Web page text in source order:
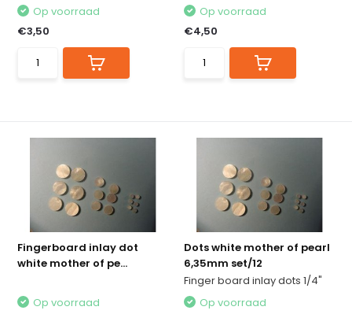
Op voorraad
€3,50
Op voorraad
€4,50
Fingerboard inlay dot
white mother of pe...
Op voorraad
Dots white mother of pearl
6,35mm set/12
Finger board inlay dots 1/4"
Op voorraad